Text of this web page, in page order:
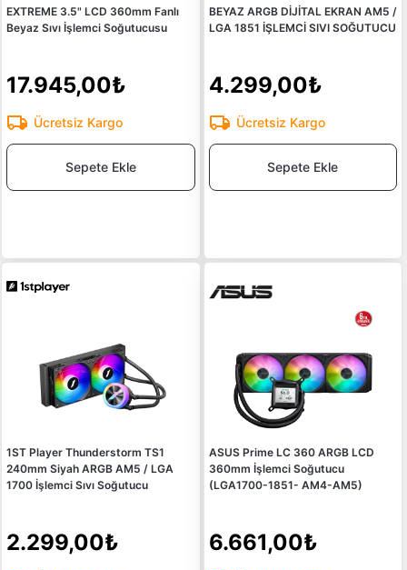
EXTREME 3.5" LCD 360mm Fanlı
Beyaz Sıvı İşlemci Soğutucusu
17.945,00₺
Ücretsiz Kargo
Sepete Ekle
BEYAZ ARGB DİJİTAL EKRAN AM5 /
LGA 1851 İŞLEMCİ SIVI SOĞUTUCU
4.299,00₺
Ücretsiz Kargo
Sepete Ekle
1ST Player Thunderstorm TS1
240mm Siyah ARGB AM5 / LGA
1700 İşlemci Sıvı Soğutucu
2.299,00₺
ASUS Prime LC 360 ARGB LCD
360mm İşlemci Soğutucu
(LGA1700-1851- AM4-AM5)
6.661,00₺